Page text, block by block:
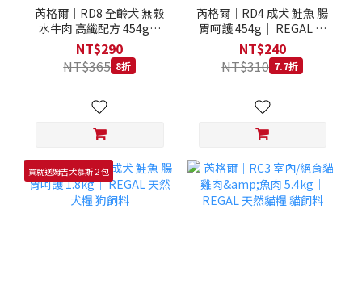
芮格爾｜RD8 全齡犬 無榖
水牛肉 高纖配方 454g｜
REGAL 天然犬糧 狗飼料
NT$290
NT$365 8折
芮格爾｜RD4 成犬 鮭魚 腸
胃呵護 454g｜ REGAL 天
然犬糧 狗飼料
NT$240
NT$310 7.7折
買就送姆吉犬慕斯２包